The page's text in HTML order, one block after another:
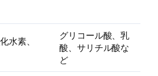
水素、
グリコール酸、乳
酸、サリチル酸な
ど